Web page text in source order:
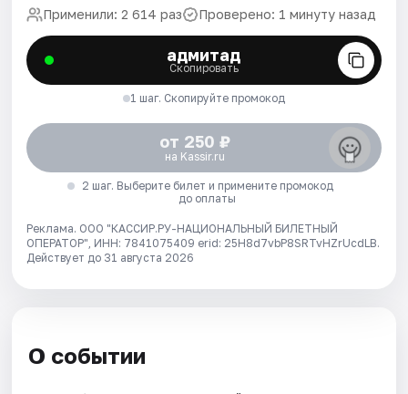
Применили: 2 614 раз Проверено: 1 минуту назад
адмитад
Скопировать
1 шаг. Скопируйте промокод
от 250 ₽
на Kassir.ru
2 шаг. Выберите билет и примените промокод
до оплаты
Реклама. ООО "КАССИР.РУ-НАЦИОНАЛЬНЫЙ БИЛЕТНЫЙ
ОПЕРАТОР", ИНН: 7841075409 erid: 25H8d7vbP8SRTvHZrUcdLB.
Действует до 31 августа 2026
О событии